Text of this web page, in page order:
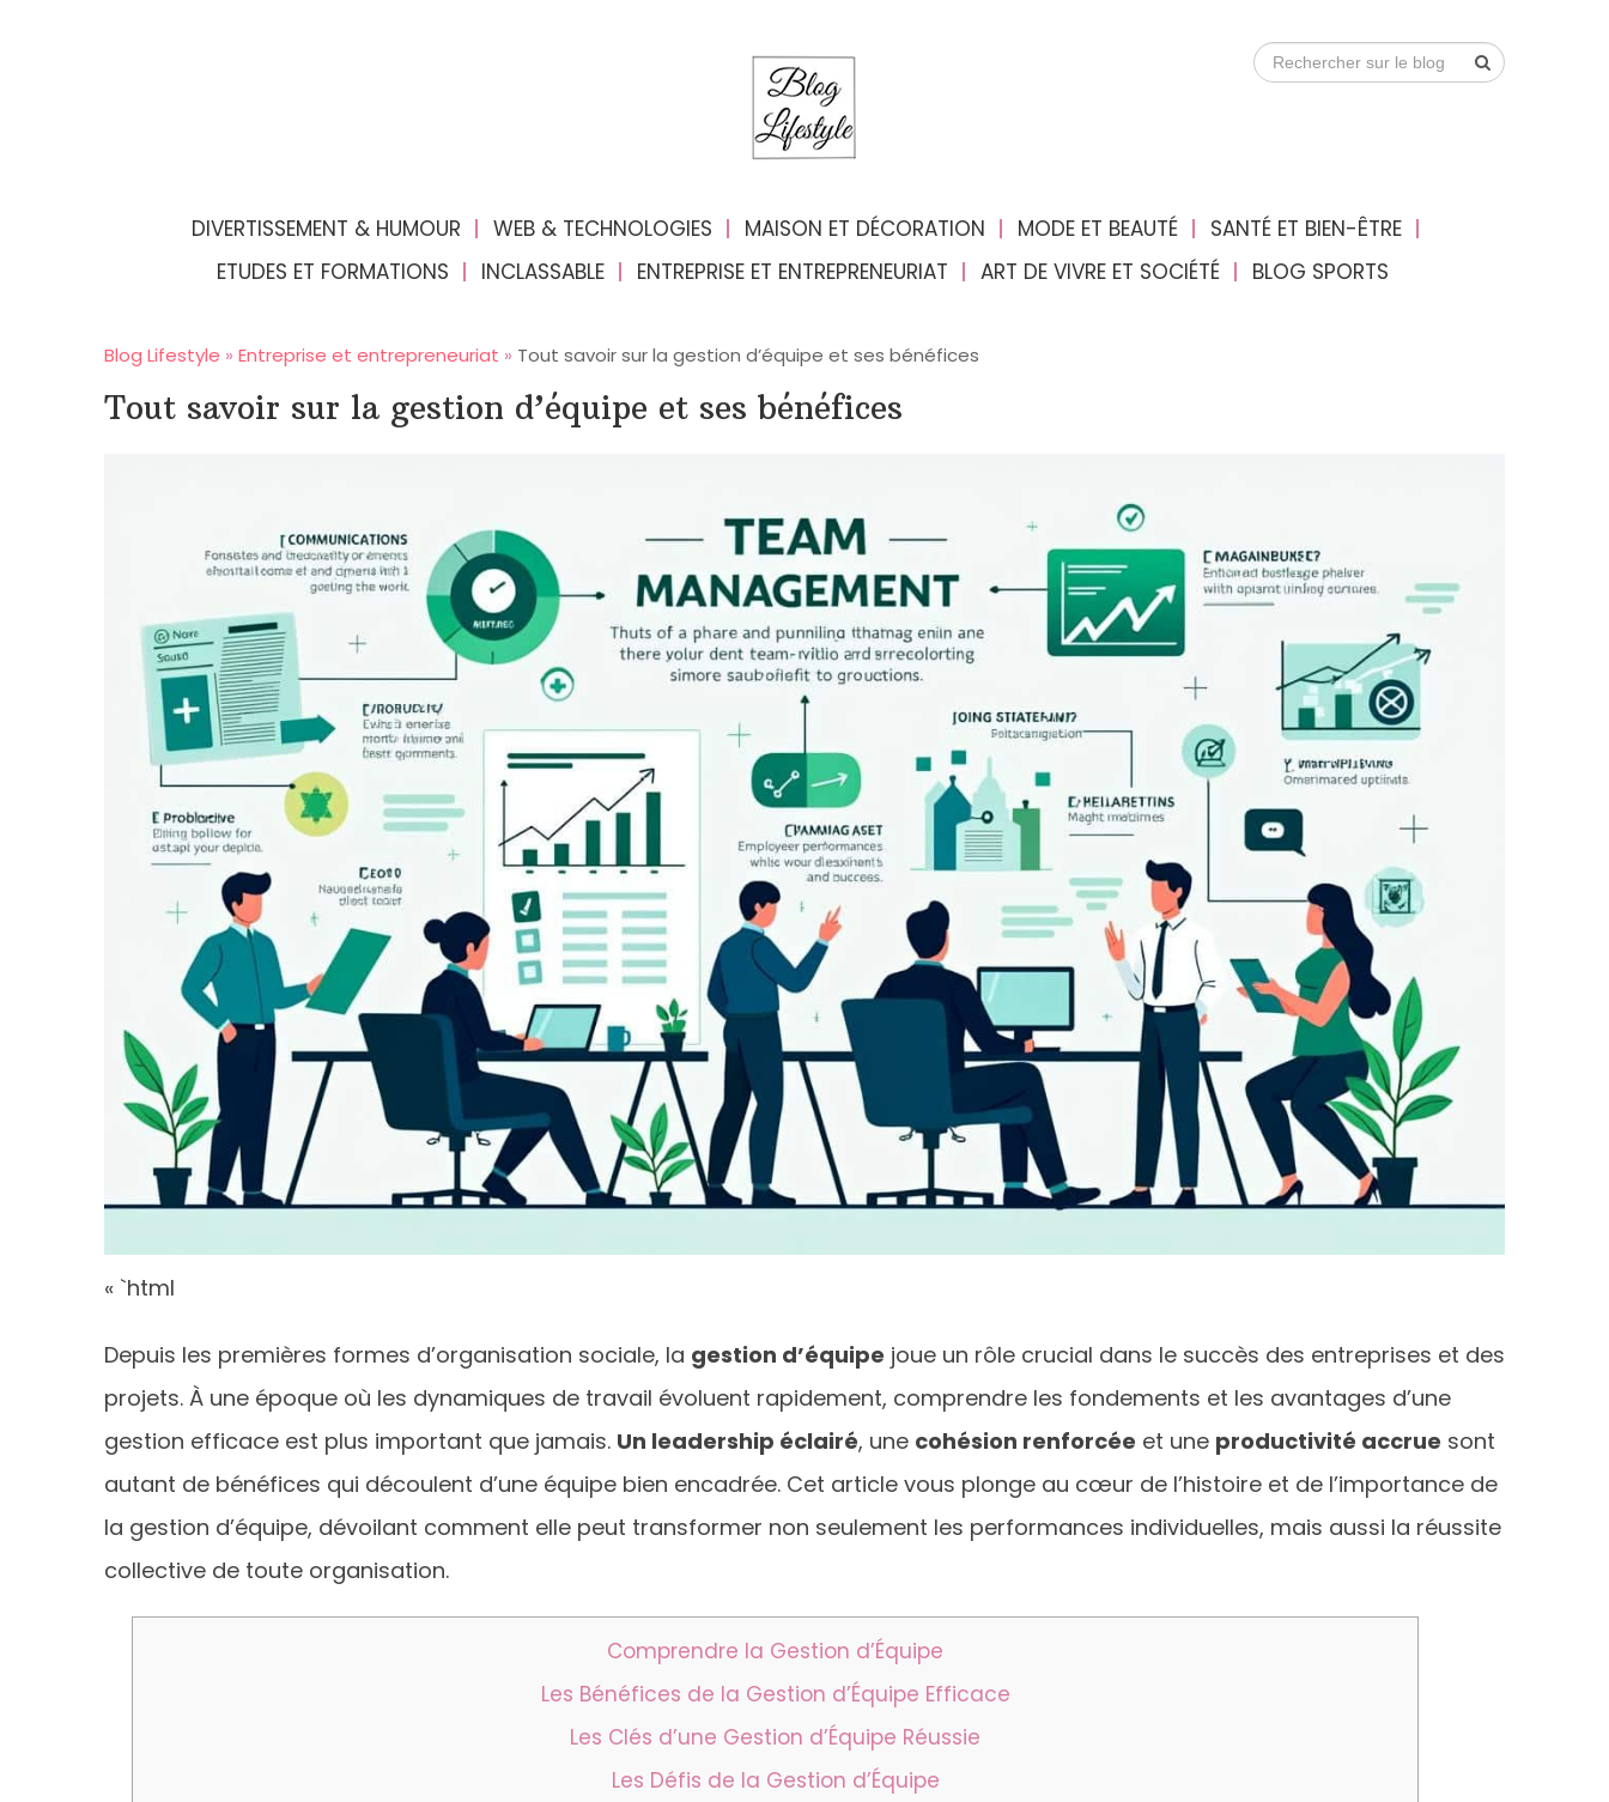
DIVERTISSEMENT & HUMOUR WEB & TECHNOLOGIES MAISON ET DÉCORATION MODE ET BEAUTÉ
SANTÉ ET BIEN-ÊTRE
ETUDES ET FORMATIONS
INCLASSABLE ENTREPRISE ET ENTREPRENEURIAT ART DE VIVRE ET SOCIÉTÉ BLOG SPORTS
Blog Lifestyle » Entreprise et entrepreneuriat » Tout savoir sur la gestion d’équipe et ses bénéfices
Tout savoir sur la gestion d’équipe et ses bénéfices
« `html
Depuis les premières formes d’organisation sociale, la gestion d’équipe joue un rôle crucial dans le succès des entreprises et des
projets. À une époque où les dynamiques de travail évoluent rapidement, comprendre les fondements et les avantages d’une
gestion efficace est plus important que jamais. Un leadership éclairé, une cohésion renforcée et une productivité accrue sont
autant de bénéfices qui découlent d’une équipe bien encadrée. Cet article vous plonge au cœur de l’histoire et de l’importance de
la gestion d’équipe, dévoilant comment elle peut transformer non seulement les performances individuelles, mais aussi la réussite
collective de toute organisation.
Comprendre la Gestion d’Équipe
Les Bénéfices de la Gestion d’Équipe Efficace
Les Clés d’une Gestion d’Équipe Réussie
Les Défis de la Gestion d’Équipe